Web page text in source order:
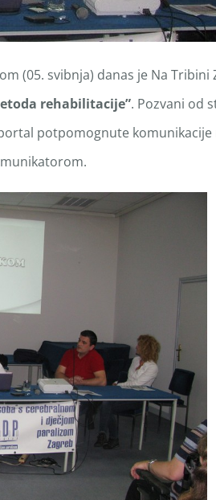
(05. svibnja) danas je Na
rehabilitacije”. Pozvani od
potpomognute